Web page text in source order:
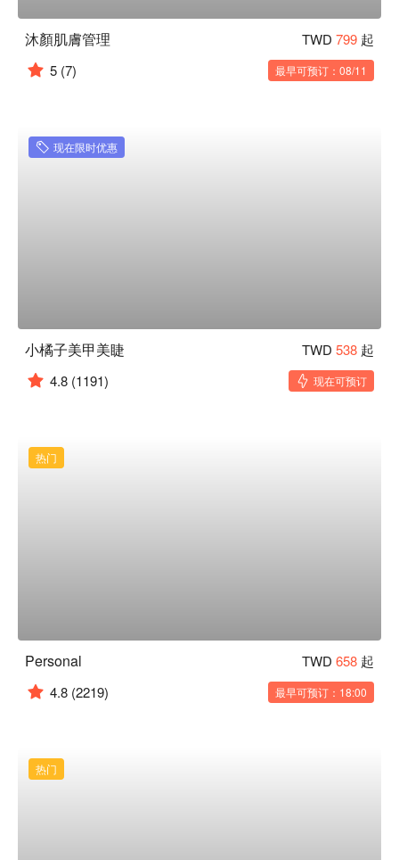
沐顏肌膚管理 TWD 799 起
5 (7) 最早可预订：08/11
现在限时优惠
小橘子美甲美睫 TWD 538 起
4.8 (1191) 现在可预订
热门
Personal TWD 658 起
4.8 (2219) 最早可预订：18:00
热门